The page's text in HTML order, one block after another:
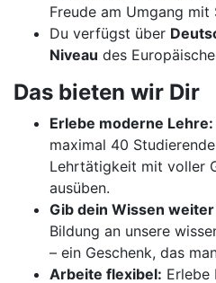
Freude am Umgang mit
Du verfügst über
Niveau des
Das bieten wir Dir
Erlebe moderne Lehre:
maximal 40
Lehrtätigkeit mit voller
ausüben.
Gib dein Wissen weiter
Bildung an unsere
– ein Geschenk, das
Arbeite flexibel: Erlebe